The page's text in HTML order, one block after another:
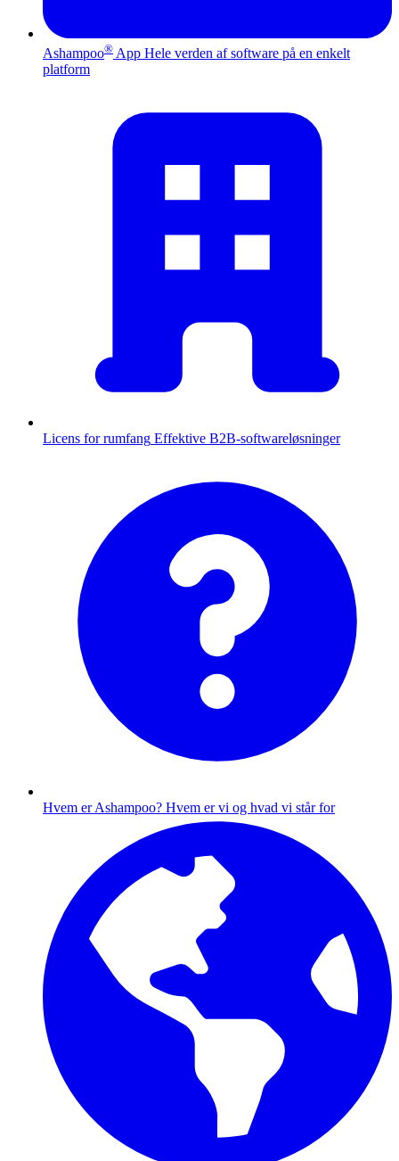
Ashampoo® App Hele verden af software på en enkelt
platform
Licens for rumfang Effektive B2B-softwareløsninger
Hvem er Ashampoo? Hvem er vi og hvad vi står for